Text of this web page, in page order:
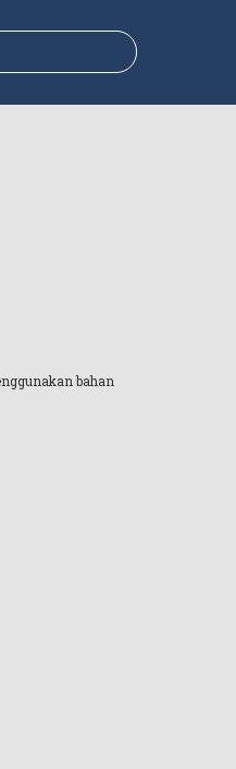
bahan